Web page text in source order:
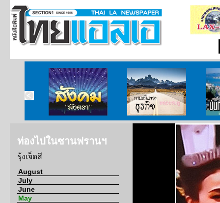
สังคมมังตรา บนเส้นทางธุรกิจ บั
ท่องไปในซานฟรานฯ
รุ้งเจ็ดสี
August
July
June
May